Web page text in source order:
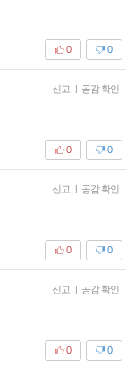
0
0
신고 | 공감 확인
0
0
신고 | 공감 확인
0
0
신고 | 공감 확인
0
0